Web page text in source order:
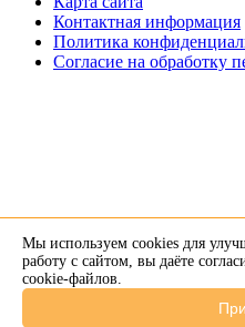
Контактная информация
Политика
Согласие на обработку
Напишите нам в Telegram
Мы используем cookies для
работу с сайтом, вы даёте
cookie-файлов.